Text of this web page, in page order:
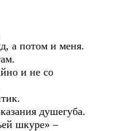
а потом и меня.
и не со
душегуба.
шкуре» –